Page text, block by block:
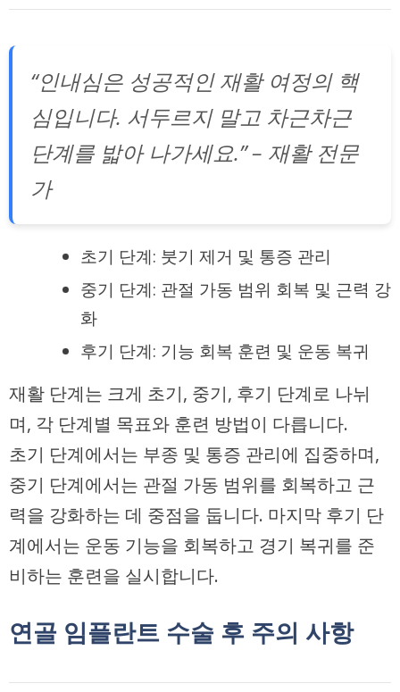
“인내심은 성공적인 재활 여정의 핵
심입니다. 서두르지 말고 차근차근
단계를 밟아 나가세요.” – 재활 전문
가
초기 단계: 붓기 제거 및 통증 관리
중기 단계: 관절 가동 범위 회복 및 근력 강
화
후기 단계: 기능 회복 훈련 및 운동 복귀
재활 단계는 크게 초기, 중기, 후기 단계로 나뉘
며, 각 단계별 목표와 훈련 방법이 다릅니다.
초기 단계에서는 부종 및 통증 관리에 집중하며,
중기 단계에서는 관절 가동 범위를 회복하고 근
력을 강화하는 데 중점을 둡니다. 마지막 후기 단
계에서는 운동 기능을 회복하고 경기 복귀를 준
비하는 훈련을 실시합니다.
연골 임플란트 수술 후 주의 사항